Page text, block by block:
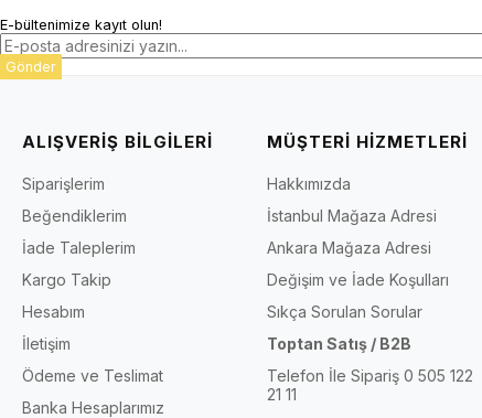
E-bültenimize kayıt olun!
Gönder
ALIŞVERİŞ BİLGİLERİ
Siparişlerim
Beğendiklerim
İade Taleplerim
Kargo Takip
Hesabım
İletişim
Ödeme ve Teslimat
Banka Hesaplarımız
MÜŞTERİ HİZMETLERİ
Hakkımızda
İstanbul Mağaza Adresi
Ankara Mağaza Adresi
Değişim ve İade Koşulları
Sıkça Sorulan Sorular
Toptan Satış / B2B
Telefon İle Sipariş 0 505 122
21 11